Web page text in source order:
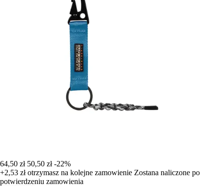
64,50 zł 50,50 zł -22%
+2,53 złotrzymasz na kolejne zamowienie Zostana naliczone po
potwierdzeniu zamowienia